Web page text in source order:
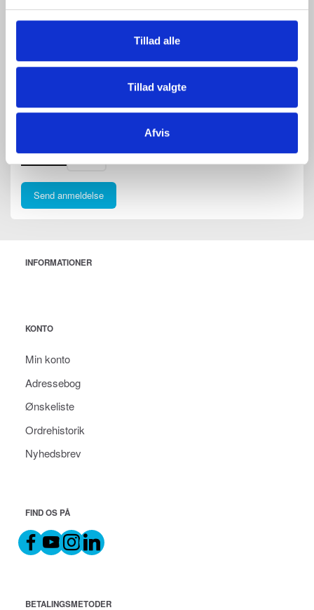
Tillad alle
Tillad valgte
Afvis
Fornavn og Efternavn(e)
Bedømmelse
Send anmeldelse
INFORMATIONER
KONTO
Min konto
Adressebog
Ønskeliste
Ordrehistorik
Nyhedsbrev
FIND OS PÅ
BETALINGSMETODER